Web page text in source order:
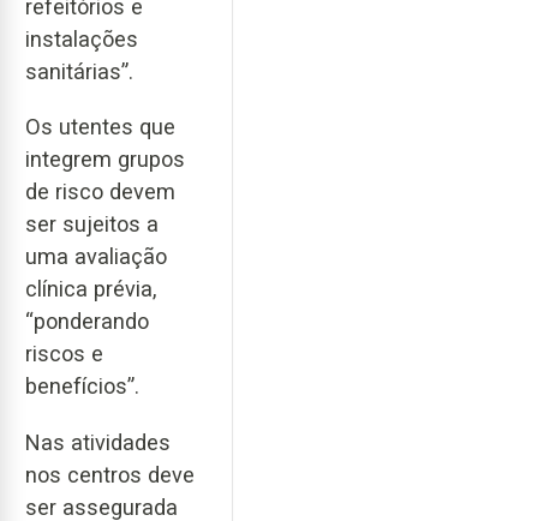
refeitórios e
instalações
sanitárias”.
Os utentes que
integrem grupos
de risco devem
ser sujeitos a
uma avaliação
clínica prévia,
“ponderando
riscos e
benefícios”.
Nas atividades
nos centros deve
ser assegurada